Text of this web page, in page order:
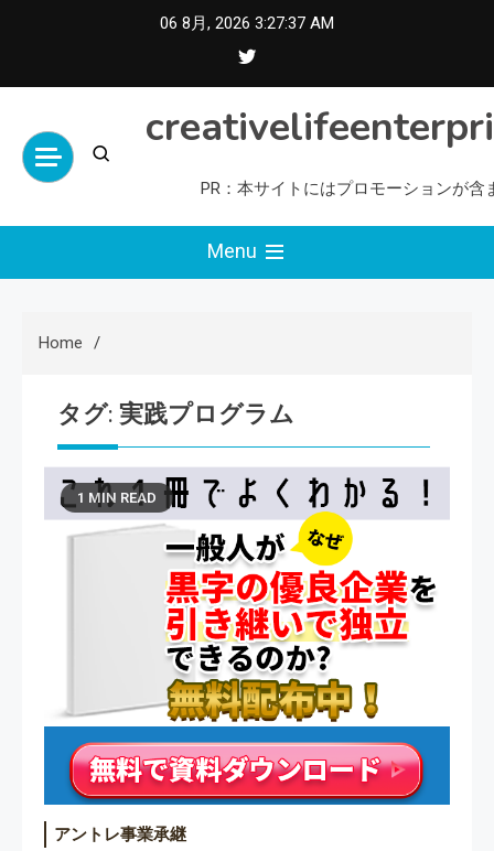
06 8月, 2026 3:27:37 AM
PR：本サイトにはプロモーションが含
Menu
Home
タグ: 実践プログラム
1 MIN READ
アントレ事業承継